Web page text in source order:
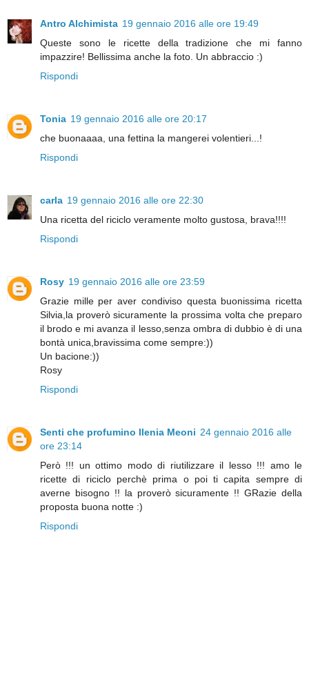
Antro Alchimista 19 gennaio 2016 alle ore 19:49
Queste sono le ricette della tradizione che mi fanno
impazzire! Bellissima anche la foto. Un abbraccio :)
Rispondi
Tonia 19 gennaio 2016 alle ore 20:17
che buonaaaa, una fettina la mangerei volentieri...!
Rispondi
carla 19 gennaio 2016 alle ore 22:30
Una ricetta del riciclo veramente molto gustosa, brava!!!!
Rispondi
Rosy 19 gennaio 2016 alle ore 23:59
Grazie mille per aver condiviso questa buonissima ricetta
Silvia,la proverò sicuramente la prossima volta che preparo
il brodo e mi avanza il lesso,senza ombra di dubbio è di una
bontà unica,bravissima come sempre:))
Un bacione:))
Rosy
Rispondi
Senti che profumino Ilenia Meoni 24 gennaio 2016 alle
ore 23:14
Però !!! un ottimo modo di riutilizzare il lesso !!! amo le
ricette di riciclo perchè prima o poi ti capita sempre di
averne bisogno !! la proverò sicuramente !! GRazie della
proposta buona notte :)
Rispondi